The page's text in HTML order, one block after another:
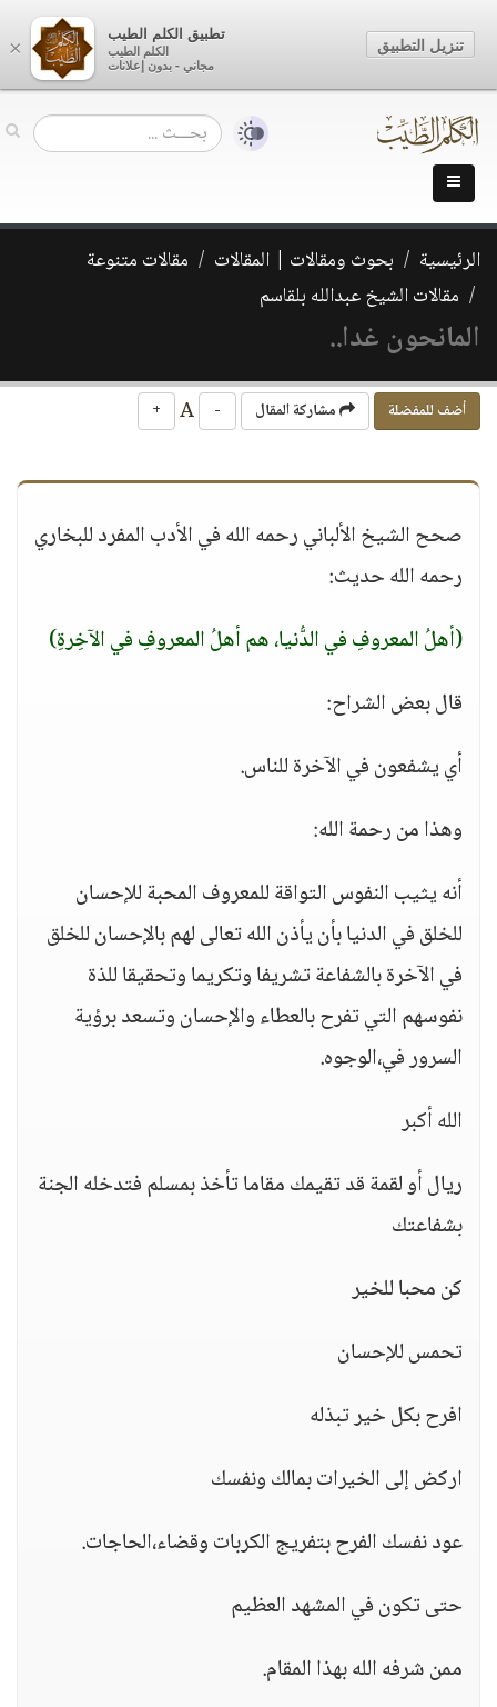
الرئيسية بحوث ومقالات | المقالات
مقالات متنوعة
مقالات الشيخ عبدالله بلقاسم
المانحون غدا..
أضف للمفضلة مشاركة المقال -
+
صحح الشيخ الألباني رحمه الله في الأدب المفرد للبخاري
رحمه الله حديث:
(أهلُ المعروفِ في الدُّنيا، هم أهلُ المعروفِ في الآخِرةِ)
قال بعض الشراح:
أي يشفعون في الآخرة للناس.
وهذا من رحمة الله:
أنه يثيب النفوس التواقة للمعروف المحبة للإحسان
للخلق في الدنيا بأن يأذن الله تعالى لهم بالإحسان للخلق
في الآخرة بالشفاعة تشريفا وتكريما وتحقيقا للذة
نفوسهم التي تفرح بالعطاء والإحسان وتسعد برؤية
السرور في،الوجوه.
الله أكبر
ريال أو لقمة قد تقيمك مقاما تأخذ بمسلم فتدخله الجنة
بشفاعتك
كن محبا للخير
تحمس للإحسان
افرح بكل خير تبذله
اركض إلى الخيرات بمالك ونفسك
عود نفسك الفرح بتفريج الكربات وقضاء،الحاجات.
حتى تكون في المشهد العظيم
ممن شرفه الله بهذا المقام.
×
تطبيق الكلم الطيب
الكلم الطيب
مجاني - بدون إعلانات
تنزيل التطبيق